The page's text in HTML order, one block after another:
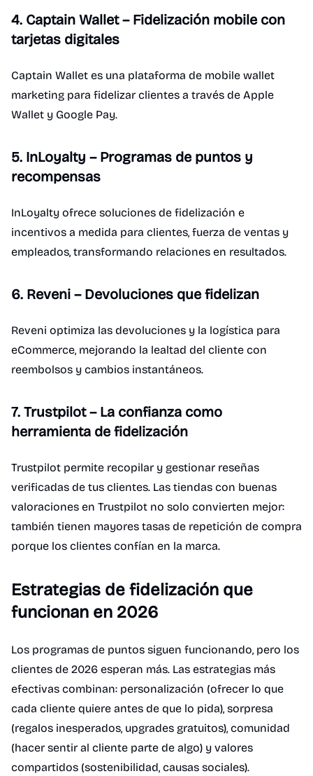
4. Captain Wallet – Fidelización mobile con
tarjetas digitales
Captain Wallet es una plataforma de mobile wallet
marketing para fidelizar clientes a través de Apple
Wallet y Google Pay.
5. InLoyalty – Programas de puntos y
recompensas
InLoyalty ofrece soluciones de fidelización e
incentivos a medida para clientes, fuerza de ventas y
empleados, transformando relaciones en resultados.
6. Reveni – Devoluciones que fidelizan
Reveni optimiza las devoluciones y la logística para
eCommerce, mejorando la lealtad del cliente con
reembolsos y cambios instantáneos.
7. Trustpilot – La confianza como
herramienta de fidelización
Trustpilot permite recopilar y gestionar reseñas
verificadas de tus clientes. Las tiendas con buenas
valoraciones en Trustpilot no solo convierten mejor:
también tienen mayores tasas de repetición de compra
porque los clientes confían en la marca.
Estrategias de fidelización que
funcionan en 2026
Los programas de puntos siguen funcionando, pero los
clientes de 2026 esperan más. Las estrategias más
efectivas combinan: personalización (ofrecer lo que
cada cliente quiere antes de que lo pida), sorpresa
(regalos inesperados, upgrades gratuitos), comunidad
(hacer sentir al cliente parte de algo) y valores
compartidos (sostenibilidad, causas sociales).